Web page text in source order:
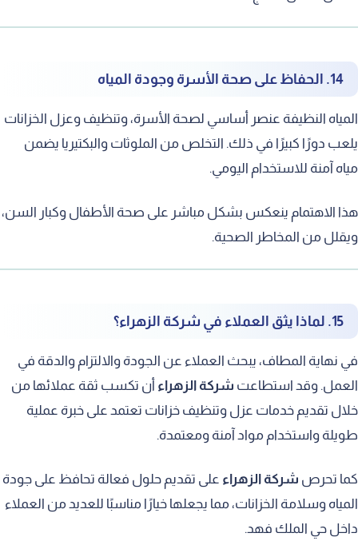
14. الحفاظ على صحة الأسرة وجودة المياه
المياه النظيفة عنصر أساسي لصحة الأسرة، وتنظيف وعزل الخزانات
يلعب دورًا كبيرًا في ذلك. التخلص من الملوثات والبكتيريا يضمن
مياه آمنة للاستخدام اليومي.
هذا الاهتمام ينعكس بشكل مباشر على صحة الأطفال وكبار السن،
ويقلل من المخاطر الصحية.
15. لماذا يثق العملاء في شركة الزهراء؟
في نهاية المطاف، يبحث العملاء عن الجودة والالتزام والدقة في
العمل. وقد استطاعت شركة الزهراء أن تكسب ثقة عملائها من
خلال تقديم خدمات عزل وتنظيف خزانات تعتمد على خبرة عملية
طويلة واستخدام مواد آمنة ومعتمدة.
كما تحرص شركة الزهراء على تقديم حلول فعالة تحافظ على جودة
المياه وسلامة الخزانات، مما يجعلها خيارًا مناسبًا للعديد من العملاء
داخل حي الملك فهد.